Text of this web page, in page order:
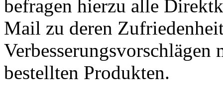
befragen hierzu alle
Mail zu deren
bestellten Produkten.